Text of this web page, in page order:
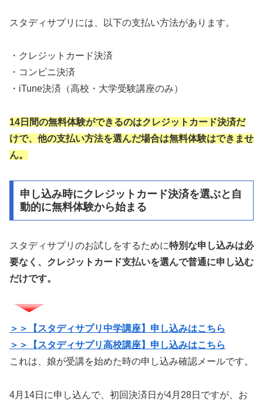
スタディサプリには、以下の支払い方法があります。
・クレジットカード決済
・コンビニ決済
・iTune決済（高校・大学受験講座のみ）
14日間の無料体験ができるのはクレジットカード決済だ
けで、他の支払い方法を選んだ場合は無料体験はできませ
ん。
申し込み時にクレジットカード決済を選ぶと自
動的に無料体験から始まる
スタディサプリのお試しをするために特別な申し込みは必
要なく、クレジットカード支払いを選んで普通に申し込む
だけです。
＞＞【スタディサプリ中学講座】申し込みはこちら
＞＞【スタディサプリ高校講座】申し込みはこちら
これは、娘が受講を始めた時の申し込み確認メールです。
4月14日に申し込んで、初回決済日が4月28日ですが、お